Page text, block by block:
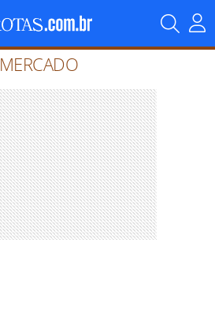
MERCADO